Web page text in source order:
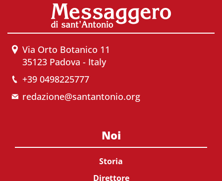
Via Orto Botanico 11
35123 Padova - Italy
+39 0498225777
redazione@santantonio.org
Noi
Storia
Direttore